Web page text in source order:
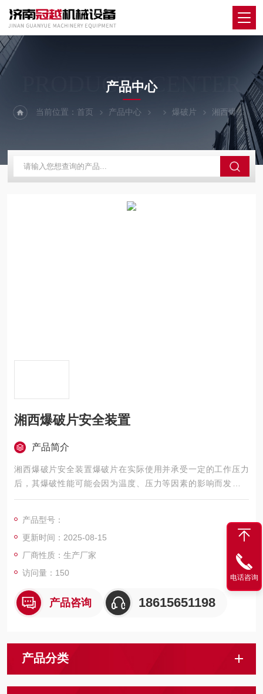
PRODUCTS CENTER
产品中心
当前位置：首页 产品中心 爆破片 湘西爆破片安全装置
湘西爆破片安全装置
产品简介
湘西爆破片安全装置爆破片在实际使用并承受一定的工作压力
后，其爆破性能可能会因为温度、压力等因素的影响而发生改
变，经过某一特定时间段以后，爆破片的性能将不再符合爆破片
产品型号：
更新时间：2025-08-15
厂商性质：生产厂家
访问量：150
产品咨询 18615651198
产品分类
电话咨询